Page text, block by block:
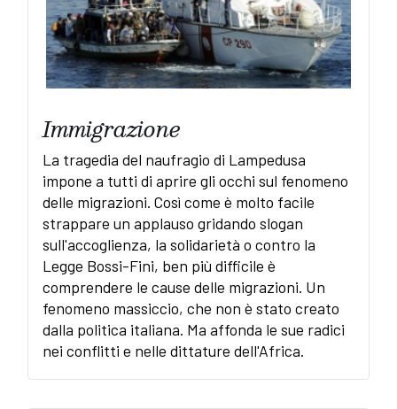
Immigrazione
La tragedia del naufragio di Lampedusa
impone a tutti di aprire gli occhi sul fenomeno
delle migrazioni. Così come è molto facile
strappare un applauso gridando slogan
sull'accoglienza, la solidarietà o contro la
Legge Bossi-Fini, ben più difficile è
comprendere le cause delle migrazioni. Un
fenomeno massiccio, che non è stato creato
dalla politica italiana. Ma affonda le sue radici
nei conflitti e nelle dittature dell'Africa.